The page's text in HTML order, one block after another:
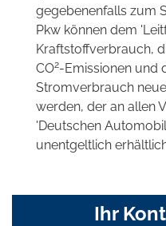
gegebenenfalls zum
Pkw können dem
Kraftstoffverbrauch,
CO2-Emissionen und
Stromverbrauch
werden, der an allen
'Deutschen
unentgeltlich
Ihr